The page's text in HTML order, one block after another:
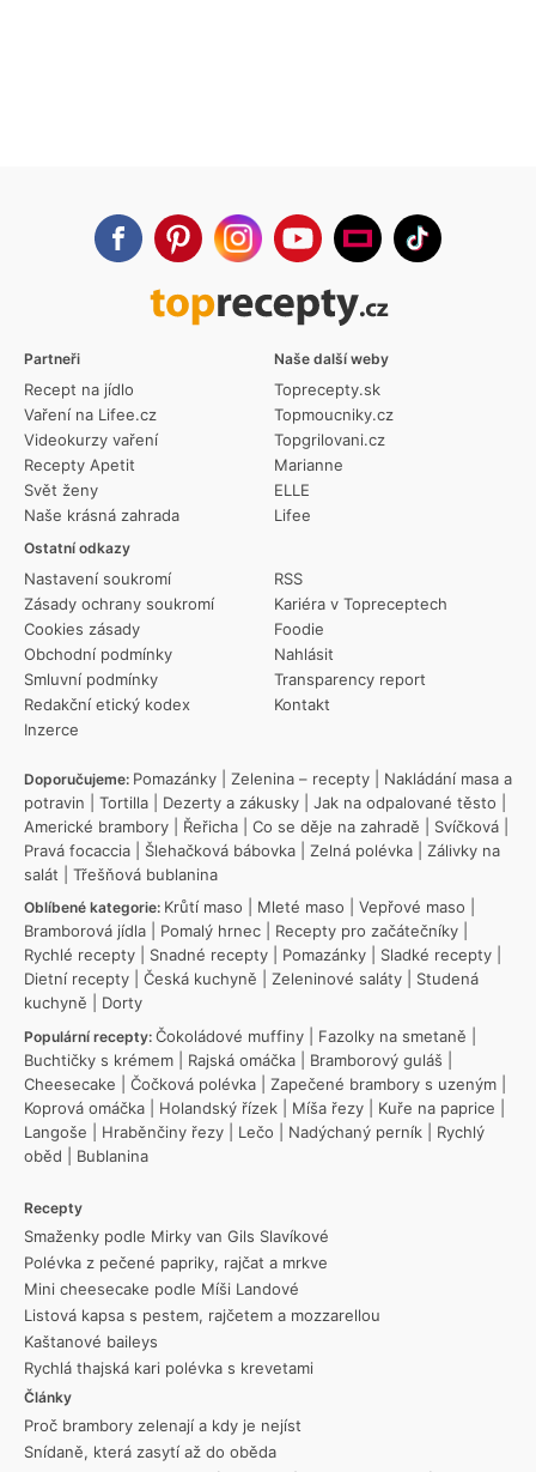
Partneři
Recept na jídlo
Vaření na Lifee.cz
Videokurzy vaření
Recepty Apetit
Svět ženy
Naše krásná zahrada
Ostatní odkazy
Nastavení soukromí
Zásady ochrany soukromí
Cookies zásady
Obchodní podmínky
Smluvní podmínky
Redakční etický kodex
Inzerce
RSS
Kariéra v Topreceptech
Foodie
Nahlásit
Transparency report
Kontakt
Naše další weby
Toprecepty.sk
Topmoucniky.cz
Topgrilovani.cz
Marianne
ELLE
Lifee
Doporučujeme: Pomazánky Zelenina – recepty
Nakládání masa a
potravin
Tortilla Dezerty a zákusky Jak na odpalované těsto
Americké brambory
Řeřicha Co se děje na zahradě Svíčková
Pravá focaccia
Šlehačková bábovka Zelná polévka
Zálivky na
salát
Třešňová bublanina
Oblíbené kategorie: Krůtí maso Mleté maso Vepřové maso
Bramborová jídla
Pomalý hrnec Recepty pro začátečníky
Rychlé recepty
Snadné recepty Pomazánky Sladké recepty
Dietní recepty
Česká kuchyně Zeleninové saláty
Studená
kuchyně
Dorty
Populární recepty: Čokoládové muffiny Fazolky na smetaně
Buchtičky s krémem
Rajská omáčka Bramborový guláš
Cheesecake
Čočková polévka Zapečené brambory s uzeným
Koprová omáčka
Holandský řízek Míša řezy Kuře na paprice
Langoše
Hraběnčiny řezy Lečo Nadýchaný perník
Rychlý
oběd
Bublanina
Recepty
Smaženky podle Mirky van Gils Slavíkové
Polévka z pečené papriky, rajčat a mrkve
Mini cheesecake podle Míši Landové
Listová kapsa s pestem, rajčetem a mozzarellou
Kaštanové baileys
Rychlá thajská kari polévka s krevetami
Články
Proč brambory zelenají a kdy je nejíst
Snídaně, která zasytí až do oběda